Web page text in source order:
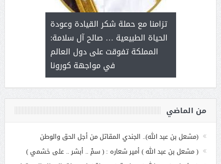
مع
بنت
تزامنا مع حملة شكر القيادة وعودة
الحياة الطبيعية … صالح آل سلامة:
المملكة تفوقت على دول العالم
في مواجهة كورونا
آل شرمه:
على برامج
هي أساس
من الماضي
(مشعل بن عبد الله).. الجندي المقاتل من أجل الحق والوطن
( مشعل بن عبد الله ) أمير شعاره : ( سمْ .. أبشر .. على خشمي )